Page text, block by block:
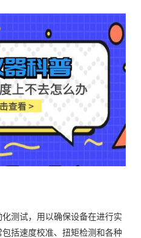
测试，用以确保设备在进行实
括速度校准、扭矩检测和各种